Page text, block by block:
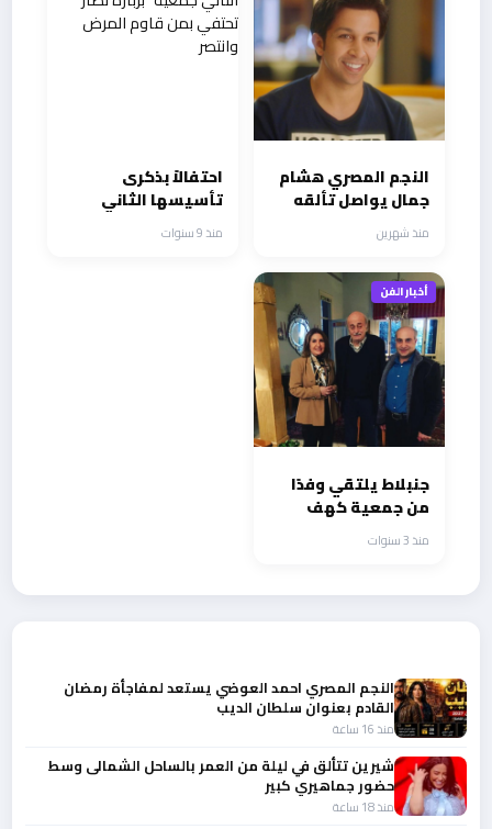
النجم المصري هشام
جمال يواصل تألقه
وحضوره ويستعد
للقادم والجديد
منذ شهرين
احتفالاً بذكرى
تأسيسها الثاني
جمعية “بربارة نصّار”
تحتفي بمن قاوم
منذ 9 سنوات
أخبار الفن
جنبلاط يلتقي وفدًا
من جمعية كهف
الفنونمنذ 3 سنوات
النجم المصري احمد العوضي يستعد لمفاجأة رمضان
القادم بعنوان سلطان الديب
منذ 16 ساعة
شيرين تتألق في ليلة من العمر بالساحل الشمالى وسط
حضور جماهيري كبير
منذ 18 ساعة